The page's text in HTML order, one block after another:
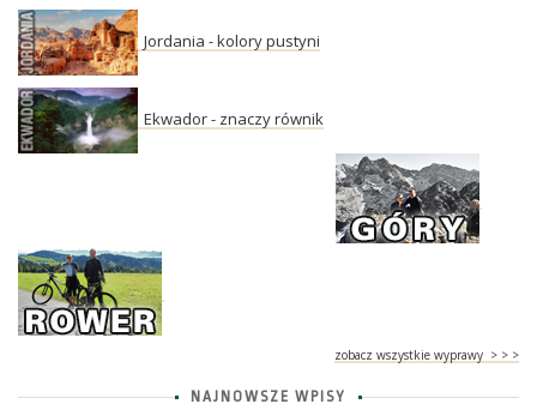
Jordania - kolory pustyni
Ekwador - znaczy równik
zobacz wszystkie wyprawy > > >
NAJNOWSZE WPISY